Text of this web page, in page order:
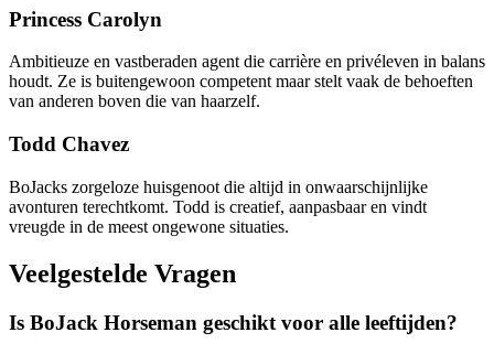
Princess Carolyn
Ambitieuze en vastberaden agent die carrière en privéleven in balans
houdt. Ze is buitengewoon competent maar stelt vaak de behoeften
van anderen boven die van haarzelf.
Todd Chavez
BoJacks zorgeloze huisgenoot die altijd in onwaarschijnlijke
avonturen terechtkomt. Todd is creatief, aanpasbaar en vindt
vreugde in de meest ongewone situaties.
Veelgestelde Vragen
Is BoJack Horseman geschikt voor alle leeftijden?